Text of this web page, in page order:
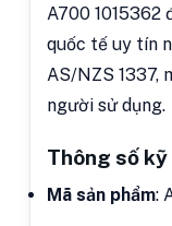
A700 1015362
quốc tế uy tín
AS/NZS 1337,
người sử dụng.
Thông số
Mã sản phẩm: